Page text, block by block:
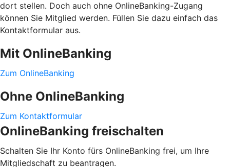
dort stellen. Doch auch ohne OnlineBanking-Zugang
können Sie Mitglied werden. Füllen Sie dazu einfach das
Kontaktformular aus.
Mit OnlineBanking
Zum OnlineBanking
Ohne OnlineBanking
Zum Kontaktformular
OnlineBanking freischalten
Schalten Sie Ihr Konto fürs OnlineBanking frei, um Ihre
Mitgliedschaft zu beantragen.